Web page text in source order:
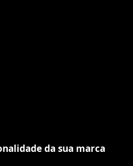
da sua marca